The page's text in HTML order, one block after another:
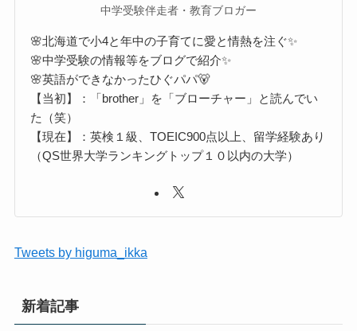
中学受験伴走者・教育ブロガー
🌸北海道で小4と年中の子育てに愛と情熱を注ぐ✨
🌸中学受験の情報等をブログで紹介✨
🌸英語ができなかったひぐパパ🐻
【当初】：「brother」を「ブローチャー」と読んでい
た（笑）
【現在】：英検１級、TOEIC900点以上、留学経験あり
（QS世界大学ランキングトップ１０以内の大学）
Tweets by higuma_ikka
新着記事